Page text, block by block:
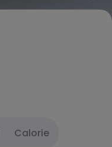
Calorie